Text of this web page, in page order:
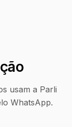
usam a Parli
WhatsApp.